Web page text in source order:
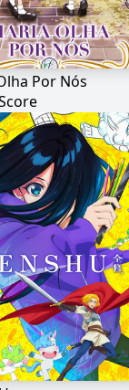
Por Nós